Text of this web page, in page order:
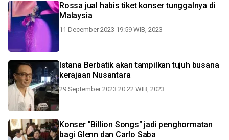
Rossa jual habis tiket konser tunggalnya di
Malaysia
11 December 2023 19:59 WIB, 2023
Istana Berbatik akan tampilkan tujuh busana
kerajaan Nusantara
29 September 2023 20:22 WIB, 2023
Konser "Billion Songs" jadi penghormatan
bagi Glenn dan Carlo Saba